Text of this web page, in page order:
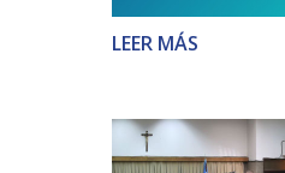
LEER MÁS